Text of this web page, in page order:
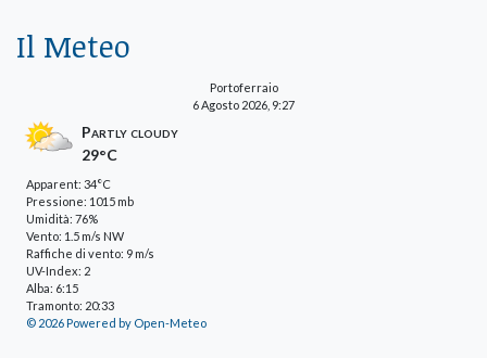
Il Meteo
Portoferraio
6 Agosto 2026, 9:27
Partly cloudy
29°C
Apparent: 34°C
Pressione: 1015 mb
Umidità: 76%
Vento: 1.5 m/s NW
Raffiche di vento: 9 m/s
UV-Index: 2
Alba: 6:15
Tramonto: 20:33
© 2026 Powered by Open-Meteo